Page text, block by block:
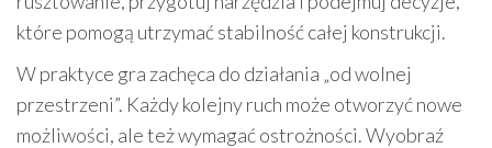
które pomogą utrzymać stabilność całej konstrukcji.
W praktyce gra zachęca do działania „od wolnej
przestrzeni”. Każdy kolejny ruch może otworzyć nowe
możliwości, ale też wymagać ostrożności. Wyobraź